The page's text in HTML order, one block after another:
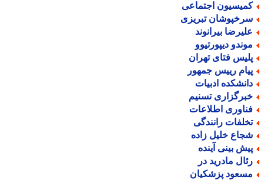
اجتماعی
تبریزی
بیرانوند
دیپورتیوو
فتای تهران
رییس جمهور
ادبیات
تسنیم
اطلاعات
رانندگی
خلیل زاده
بینی آینده
مادرید در
پزشکیان